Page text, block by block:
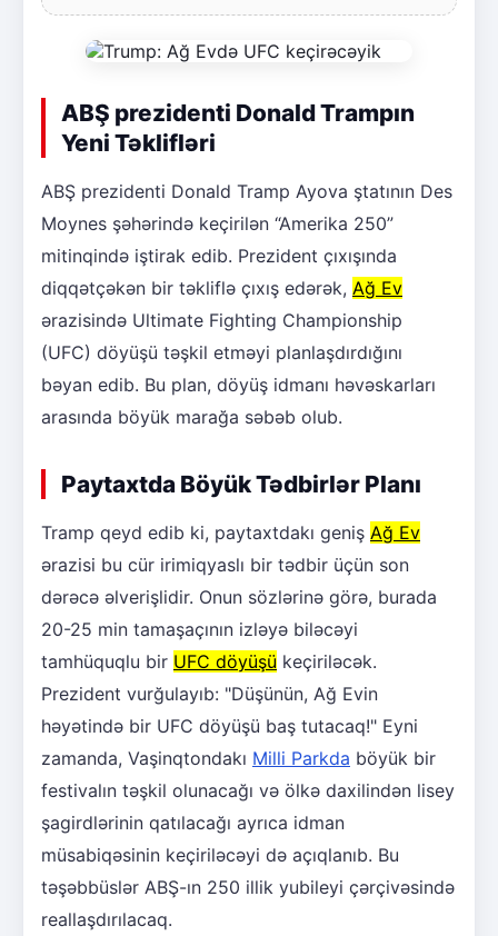
ABŞ prezidenti Donald Trampın
Yeni Təklifləri
ABŞ prezidenti Donald Tramp Ayova ştatının Des
Moynes şəhərində keçirilən “Amerika 250”
mitinqində iştirak edib. Prezident çıxışında
diqqətçəkən bir təkliflə çıxış edərək, Ağ Ev
ərazisində Ultimate Fighting Championship
(UFC) döyüşü təşkil etməyi planlaşdırdığını
bəyan edib. Bu plan, döyüş idmanı həvəskarları
arasında böyük marağa səbəb olub.
Paytaxtda Böyük Tədbirlər Planı
Tramp qeyd edib ki, paytaxtdakı geniş Ağ Ev
ərazisi bu cür irimiqyaslı bir tədbir üçün son
dərəcə əlverişlidir. Onun sözlərinə görə, burada
20-25 min tamaşaçının izləyə biləcəyi
tamhüquqlu bir UFC döyüşü keçiriləcək.
Prezident vurğulayıb: "Düşünün, Ağ Evin
həyətində bir UFC döyüşü baş tutacaq!" Eyni
zamanda, Vaşinqtondakı Milli Parkda böyük bir
festivalın təşkil olunacağı və ölkə daxilindən lisey
şagirdlərinin qatılacağı ayrıca idman
müsabiqəsinin keçiriləcəyi də açıqlanıb. Bu
təşəbbüslər ABŞ-ın 250 illik yubileyi çərçivəsində
reallaşdırılacaq.